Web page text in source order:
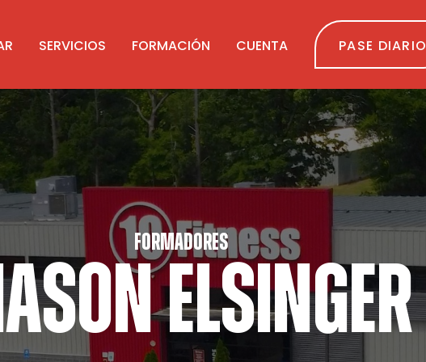
SERVICIOS FORMACIÓN CUENTA PASE DIARIO
FORMADORES
ELSINGER